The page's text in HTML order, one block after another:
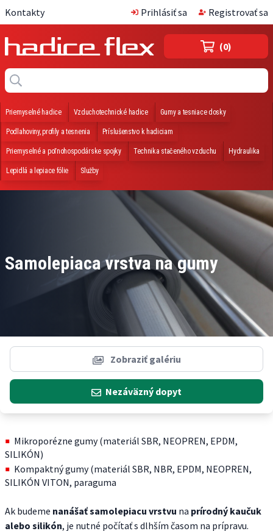
Kontakty Prihlásiť sa Registrovať sa
(0)
Priemyselné hadice Vzduchotechnické hadice Gumy a tesniace dosky
Podlahoviny, profily a tesnenia Príslušenstvo k hadiciam
Priemyselné a poľnohospodárske spojky Technika stačeného vzduchu Hydraulika
Lepidlá a lepiace fólie Služby
Samolepiaca vrstva na gumy
Zobraziť galériu
Nezáväzný dopyt
Mikroporézne gumy (materiál SBR, NEOPREN, EPDM,
SILIKÓN)
Kompaktný gumy (materiál SBR, NBR, EPDM, NEOPREN,
SILIKÓN VITON, paraguma
Ak budeme nanášať samolepiacu vrstvu na prírodný kaučuk
alebo silikón, je nutné počítať s dlhším časom na prípravu.